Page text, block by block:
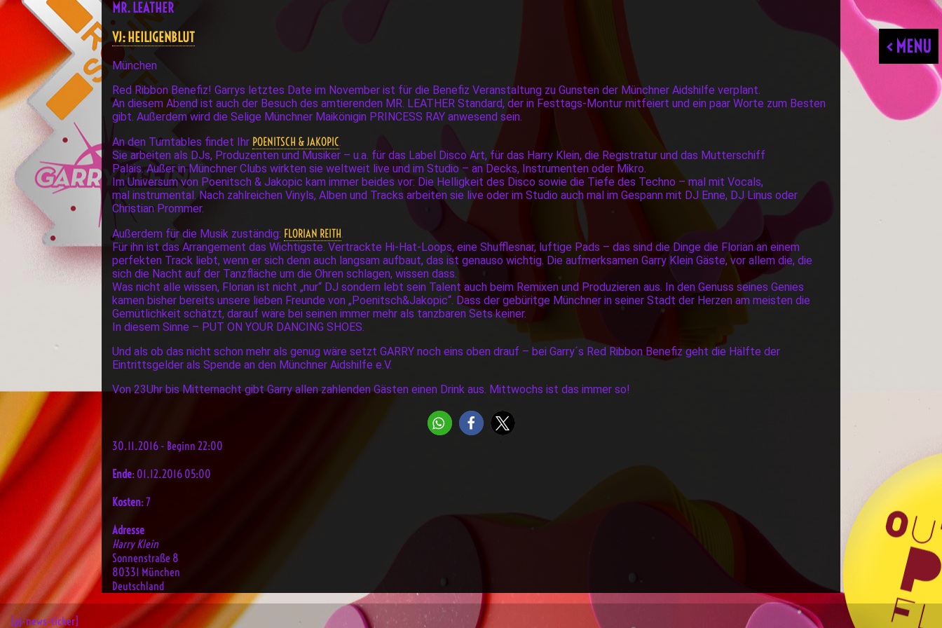
< MENU
MR. LEATHER
VJ: HEILIGENBLUT
München
Red Ribbon Benefiz! Garrys letztes Date im November ist für die Benefiz Veranstaltung zu Gunsten der Münchner Aidshilfe verplant.
An diesem Abend ist auch der Besuch des amtierenden MR. LEATHER Standard, der in Festtags-Montur mitfeiert und ein paar Worte zum Besten
gibt. Außerdem wird die Selige Münchner Maikönigin PRINCESS RAY anwesend sein.
An den Turntables findet Ihr POENITSCH & JAKOPIC.
Sie arbeiten als DJs, Produzenten und Musiker – u.a. für das Label Disco Art, für das Harry Klein, die Registratur und das Mutterschiff
Palais. Außer in Münchner Clubs wirkten sie weltweit live und im Studio – an Decks, Instrumenten oder Mikro.
Im Universum von Poenitsch & Jakopic kam immer beides vor: Die Helligkeit des Disco sowie die Tiefe des Techno – mal mit Vocals,
mal instrumental. Nach zahlreichen Vinyls, Alben und Tracks arbeiten sie live oder im Studio auch mal im Gespann mit DJ Enne, DJ Linus oder
Christian Prommer.
Außerdem für die Musik zuständig: FLORIAN REITH.
Für ihn ist das Arrangement das Wichtigste. Vertrackte Hi-Hat-Loops, eine Shufflesnar, luftige Pads – das sind die Dinge die Florian an einem
perfekten Track liebt, wenn er sich denn auch langsam aufbaut, das ist genauso wichtig. Die aufmerksamen Garry Klein Gäste, vor allem die, die
sich die Nacht auf der Tanzfläche um die Ohren schlagen, wissen dass.
Was nicht alle wissen, Florian ist nicht „nur“ DJ sondern lebt sein Talent auch beim Remixen und Produzieren aus. In den Genuss seines Genies
kamen bisher bereits unsere lieben Freunde von „Poenitsch&Jakopic“. Dass der gebüritge Münchner in seiner Stadt der Herzen am meisten die
Gemütlichkeit schätzt, darauf wäre bei seinen immer mehr als tanzbaren Sets keiner.
In diesem Sinne – PUT ON YOUR DANCING SHOES.
Und als ob das nicht schon mehr als genug wäre setzt GARRY noch eins oben drauf – bei Garry´s Red Ribbon Benefiz geht die Hälfte der
Eintrittsgelder als Spende an den Münchner Aidshilfe e.V.
Von 23Uhr bis Mitternacht gibt Garry allen zahlenden Gästen einen Drink aus. Mittwochs ist das immer so!
30.11.2016 - Beginn 22:00
Ende: 01.12.2016 05:00
Kosten: 7
Adresse
Harry Klein
Sonnenstraße 8
80331 München
Deutschland
[pj-news-ticker]